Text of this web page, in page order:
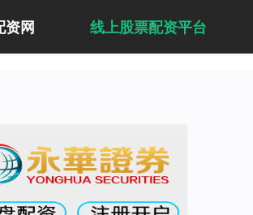
资网 线上股票配资平台